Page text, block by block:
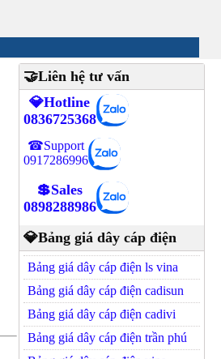
🤝Liên hệ tư vấn
💎Hotline
0836725368
☎Support
0917286996
💲Sales
0898288986
💎Bảng giá dây cáp điện
Bảng giá dây cáp điện ls vina
Bảng giá dây cáp điện cadisun
Bảng giá dây cáp điện cadivi
Bảng giá dây cáp điện trần phú